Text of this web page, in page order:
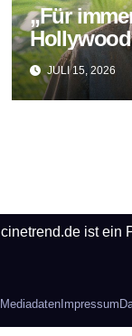
„Für
Sam Neill
JULI 15, 2026
cinetrend.de ist ein
Mediadaten Impressum